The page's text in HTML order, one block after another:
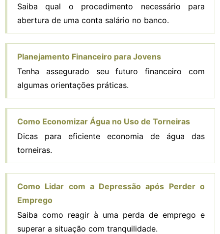
Saiba qual o procedimento necessário para
abertura de uma conta salário no banco.
Planejamento Financeiro para Jovens
Tenha assegurado seu futuro financeiro com
algumas orientações práticas.
Como Economizar Água no Uso de Torneiras
Dicas para eficiente economia de água das
torneiras.
Como Lidar com a Depressão após Perder o
Emprego
Saiba como reagir à uma perda de emprego e
superar a situação com tranquilidade.